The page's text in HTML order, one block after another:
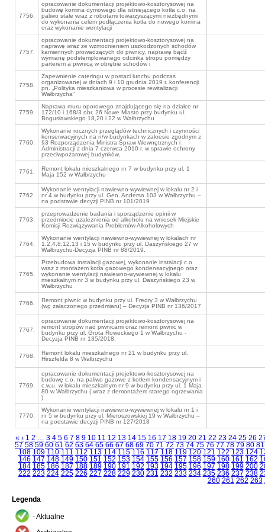
7756.
opracowanie dokumentacji projektowo-kosztorysowej na
budowę komina dymowego dla istniejącego kotła c.o. na
paliwo stałe wraz z robotami towarzyszącymi niezbędnymi
do wykonania celem podłączenia kotła do nowego komina
oraz wykonanie wentylacji
7757.
opracowanie dokumentacji projektowo-kosztorysowej na
naprawę wraz ze wzmocnieniem uszkodzonych schodów
kamiennych prowadzących do piwnicy, naprawę bądź
wymianę podstemplowanego odcinka stropu pomiędzy
parterem a piwnicą w obrębie schodów i
7758.
Zapewnienie cateringu w postaci lunchu podczas
organizowanej w dniach 9 i 10 grudnia 2019 r. konferencji
pn. „Polityka mieszkaniowa w procesie rewitalizacji
Wałbrzycha”
7759.
Naprawa muru oporowego znajdującego się na działce nr
172/10 i 168/3 obr. 26 Nowe Miasto przy budynku ul.
Bogusławskiego 18,20 i 22 w Wałbrzychu
7760.
Wykonanie rocznych przeglądów technicznych i czynności
konserwacyjnych na n/w budynkach w zakresie zgodnym z
§3 Rozporządzenia Ministra Spraw Wewnętrznych i
Administracji z dnia 7 czerwca 2010 r. w sprawie ochrony
przeciwpożarowej budynków,
7761.
Remont lokalu mieszkalnego nr 7 w budynku przy ul. 1
Maja 152 w Wałbrzychu
7762.
Wykonanie wentylacji nawiewno-wywiewnej w lokalu nr 2 i
nr 4 w budynku przy ul. Gen. Andersa 103 w Wałbrzychu –
na podstawie decyzji PINB nr 101/2019
7763.
przeprowadzenie badania i sporządzenie opinii w
przedmiocie uzależnienia od alkoholu na wniosek Miejskie
Komisji Rozwiązywania Problemów Alkoholowych
7764.
Wykonanie wentylacji nawiewno-wywiewnej w lokalach nr
1,2,4,8,12,13 i 15 w budynku przy ul. Daszyńskiego 27 w
Wałbrzychu-Decyzja PINB nr 88/2019.
7765.
Przebudowa instalacji gazowej, wykonanie instalacji c.o.
wraz z montażem kotła gazowego kondensacyjnego oraz
wykonanie wentylacji nawiewno-wywiewnej w lokalu
mieszkalnym nr 3 w budynku przy ul. Daszyńskiego 23 w
Wałbrzychu
7766.
Remont piwnic w budynku przy ul. Fredry 3 w Wałbrzychu
(wg załączonego przedmiaru) – Decyzja PINB nr 136/2017
7767.
opracowanie dokumentacji projektowo-kosztorysowej na
remont stropów nad piwnicami oraz remont piwnic w
budynku przy ul. Grota Roweckiego 1 w Wałbrzychu -
Decyzja PINB nr 135/2018.
7768.
Remont lokalu mieszkalnego nr 21 w budynku przy ul.
Hirszfelda 8 w Wałbrzychu
7769.
opracowanie dokumentacji projektowo-kosztorysowej na
budowę c.o. na paliwo gazowe z kotłem kondensacyjnym i
c.w.u. w lokalu mieszkalnym nr 9 w budynku przy ul. 1 Maja
80 w Wałbrzychu ( wraz z demontażem starego ogrzewania
).
7770.
Wykonanie wentylacji nawiewno-wywiewnej w lokalu nr 1 i
nr 5 w budynku przy ul. Mieroszowskiej 19 w Wałbrzychu –
na podstawie decyzji PINB nr 127/2018
« ‹ 1 2 … 3 4 5 6 7 8 9 10 11 12 13 14 15 16 17 18 19 20 21 22 23 24 25 26
57 58 59 60 61 62 63 64 65 66 67 68 69 70 71 72 73 74 75 76 77 78 79 80 81
108 109 110 111 112 113 114 115 116 117 118 119 120 121 122 123 124
146 147 148 149 150 151 152 153 154 155 156 157 158 159 160 161 162
184 185 186 187 188 189 190 191 192 193 194 195 196 197 198 199 200
222 223 224 225 226 227 228 229 230 231 232 233 234 235 236 237 238
260 261 262 263
Legenda
- Aktualne